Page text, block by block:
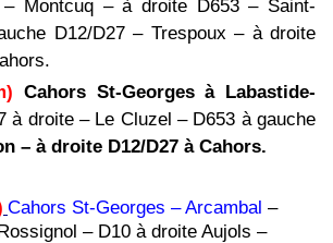
Montcuq – à droite D653 – Saint-
D12/D27 – Trespoux – à droite
Cahors St-Georges à Labastide-
à droite – Le Cluzel – D653 à gauche
– à droite D12/D27 à Cahors.
Cahors St-Georges – Arcambal –
– D10 à droite Aujols –